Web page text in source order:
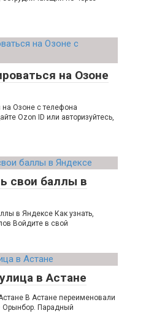
на Озоне
на Озоне с телефона
Ozon ID или авторизуйтесь,
свои баллы в
в Яндексе Как узнать,
Войдите в свой
в Астане
В Астане переименовали
Орынбор. Парадный